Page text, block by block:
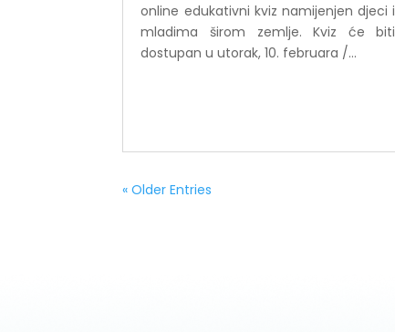
online edukativni kviz namijenjen djeci i
mladima širom zemlje. Kviz će biti
dostupan u utorak, 10. februara /...
« Older Entries